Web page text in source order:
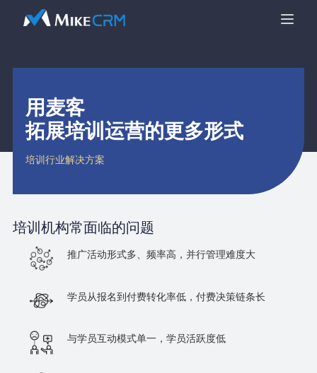
用麦客
拓展培训运营的更多形式
培训行业解决方案
培训机构常面临的问题
推广活动形式多、频率高，并行管理难度大
学员从报名到付费转化率低，付费决策链条长
与学员互动模式单一，学员活跃度低